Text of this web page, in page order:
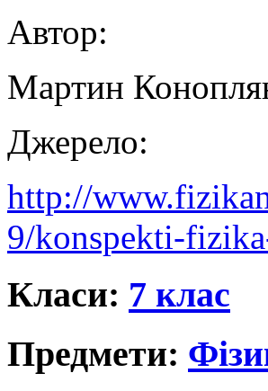
Автор:
Мартин
Джерело:
http://
9/konspekti-
Класи: 7 клас
Предмети: